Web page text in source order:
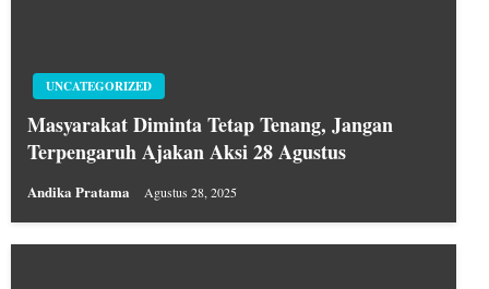
UNCATEGORIZED
Masyarakat Diminta Tetap Tenang, Jangan
Terpengaruh Ajakan Aksi 28 Agustus
Andika Pratama Agustus 28, 2025